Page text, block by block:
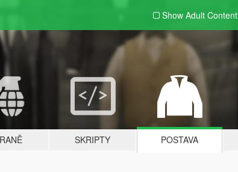
Show Adult Content
SKRIPTY POSTAVA